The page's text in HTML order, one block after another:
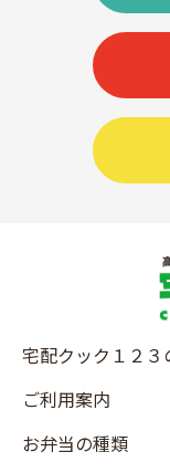
宅配クック１２３
ご利用案内
お弁当の種類